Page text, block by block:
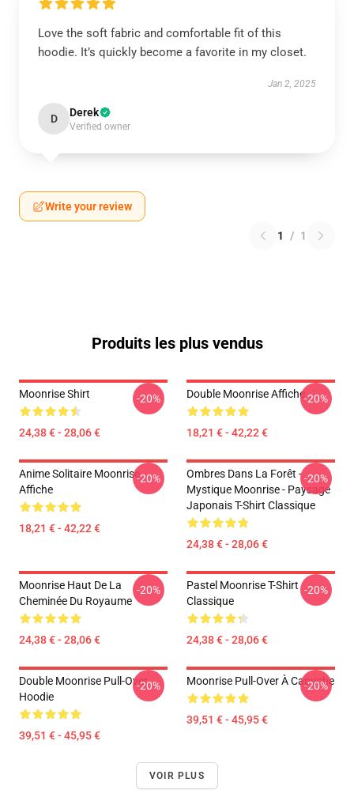
Love the soft fabric and comfortable fit of this
hoodie. It’s quickly become a favorite in my closet.
Jan 2, 2025
D Derek
Verified owner
Write your review
1 / 1
Produits les plus vendus
Moonrise Shirt
24,38 € - 28,06 €
-20% Double Moonrise Affiche
18,21 € - 42,22 €
-20%
Anime Solitaire Moonrise
Affiche
18,21 € - 42,22 €
-20%
Ombres Dans La Forêt -
Mystique Moonrise - Paysage
Japonais T-Shirt Classique
24,38 € - 28,06 €
-20%
Moonrise Haut De La
Cheminée Du Royaume
24,38 € - 28,06 €
-20%
Pastel Moonrise T-Shirt
Classique
24,38 € - 28,06 €
-20%
Double Moonrise Pull-Over
Hoodie
39,51 € - 45,95 €
-20% Moonrise Pull-Over À Capuche
39,51 € - 45,95 €
-20%
VOIR PLUS